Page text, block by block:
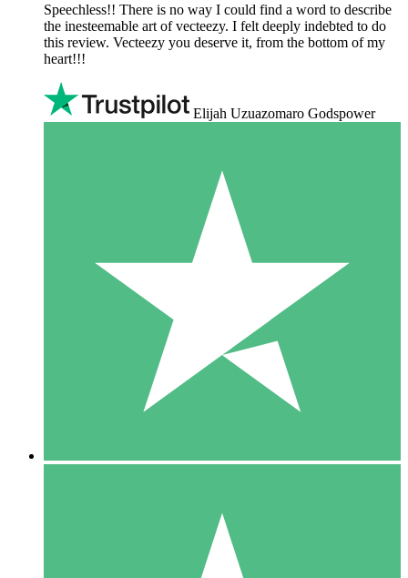
Speechless!! There is no way I could find a word to describe
the inesteemable art of vecteezy. I felt deeply indebted to do
this review. Vecteezy you deserve it, from the bottom of my
heart!!!
Elijah Uzuazomaro Godspower